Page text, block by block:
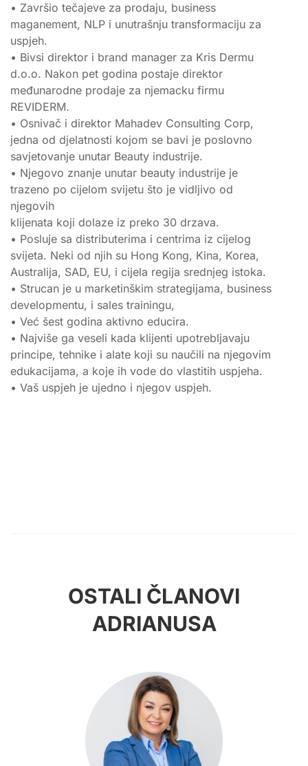
• Završio tečajeve za prodaju, business
maganement, NLP i unutrašnju transformaciju za
uspjeh.
• Bivsi direktor i brand manager za Kris Dermu
d.o.o. Nakon pet godina postaje direktor
međunarodne prodaje za njemacku firmu
REVIDERM.
• Osnivač i direktor Mahadev Consulting Corp,
jedna od djelatnosti kojom se bavi je poslovno
savjetovanje unutar Beauty industrije.
• Njegovo znanje unutar beauty industrije je
trazeno po cijelom svijetu što je vidljivo od
njegovih
klijenata koji dolaze iz preko 30 drzava.
• Posluje sa distributerima i centrima iz cijelog
svijeta. Neki od njih su Hong Kong, Kina, Korea,
Australija, SAD, EU, i cijela regija srednjeg istoka.
• Strucan je u marketinškim strategijama, business
developmentu, i sales trainingu,
• Već šest godina aktivno educira.
• Najviše ga veseli kada klijenti upotrebljavaju
principe, tehnike i alate koji su naučili na njegovim
edukacijama, a koje ih vode do vlastitih uspjeha.
• Vaš uspjeh je ujedno i njegov uspjeh.
OSTALI ČLANOVI
ADRIANUSA